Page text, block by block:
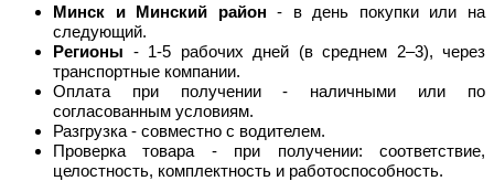
Минск и Минский район - в день покупки или на
следующий.
Регионы - 1-5 рабочих дней (в среднем 2–3), через
транспортные компании.
Оплата при получении - наличными или по
согласованным условиям.
Разгрузка - совместно с водителем.
Проверка товара - при получении: соответствие,
целостность, комплектность и работоспособность.